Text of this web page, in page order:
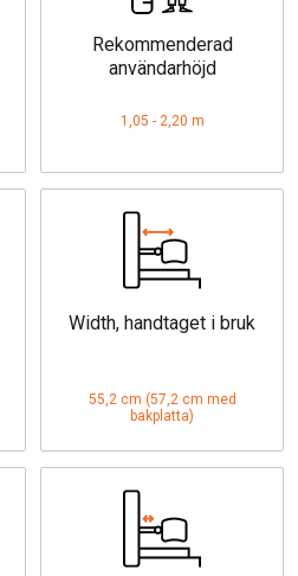
Rekommenderad
användarhöjd
1,05 - 2,20 m
Width, handtaget i bruk
55,2 cm (57,2 cm med
bakplatta)